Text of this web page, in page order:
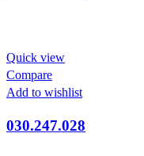
Quick view
Compare
Add to wishlist
030.247.028